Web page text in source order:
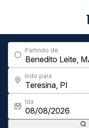
Partindo de
Indo para
Ida